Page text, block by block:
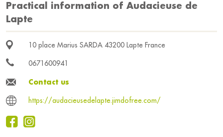
Practical information of Audacieuse de
Lapte
10 place Marius SARDA 43200 Lapte France
0671600941
Contact us
https://audacieusedelapte.jimdofree.com/